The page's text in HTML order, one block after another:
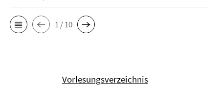
1 / 10
Vorlesungsverzeichnis